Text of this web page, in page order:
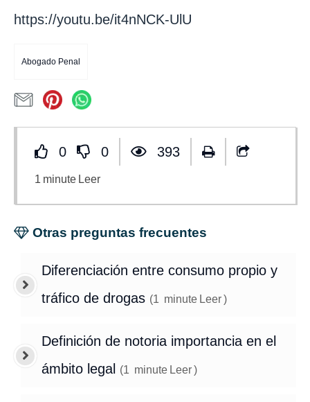
https://youtu.be/it4nNCK-UlU
Abogado Penal
0 0 393
1 minute Leer
Otras preguntas frecuentes
Diferenciación entre consumo propio y
tráfico de drogas (1 minute Leer)
Definición de notoria importancia en el
ámbito legal
(1 minute Leer)